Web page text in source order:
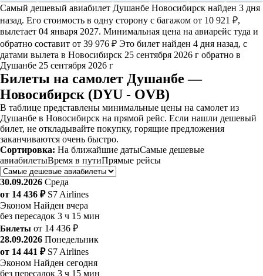
Самый дешевый авиабилет Душанбе Новосибирск найден 3 дня
назад. Его стоимость в одну сторону с багажом от 10 921 ₽,
вылетает 04 января 2027. Минимальная цена на авиарейс туда и
обратно составит от 39 976 ₽ Это билет найден 4 дня назад, с
датами вылета в Новосибирск 25 сентября 2026 г обратно в
Душанбе 25 сентября 2026 г
Билеты на самолет Душанбе —
Новосибирск (DYU - OVB)
В таблице представлены минимальные цены на самолет из
Душанбе в Новосибирск на прямой рейс. Если нашли дешевый
билет, не откладывайте покупку, горящие предложения
заканчиваются очень быстро.
Сортировка: На ближайшие датыСамые дешевые
авиабилетыВремя в путиПрямые рейсы
30.09.2026 Среда
от 14 436 ₽ S7 Airlines
Эконом Найден вчера
без пересадок 3 ч 15 мин
Билеты от 14 436 ₽
28.09.2026 Понедельник
от 14 441 ₽ S7 Airlines
Эконом Найден сегодня
без пересадок 3 ч 15 мин